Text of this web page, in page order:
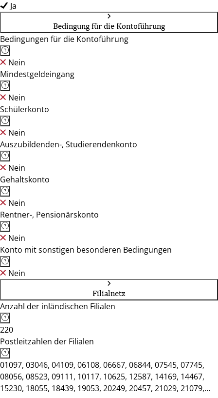
Ja
Bedingung für die Kontoführung
Bedingungen für die Kontoführung
Nein
Mindestgeldeingang
Nein
Schülerkonto
Nein
Auszubildenden-, Studierendenkonto
Nein
Gehaltskonto
Nein
Rentner-, Pensionärskonto
Nein
Konto mit sonstigen besonderen Bedingungen
Nein
Filialnetz
Anzahl der inländischen Filialen
220
Postleitzahlen der Filialen
01097, 03046, 04109, 06108, 06667, 06844, 07545, 07745,
08056, 08523, 09111, 10117, 10625, 12587, 14169, 14467,
15230, 18055, 18439, 19053, 20249, 20457, 21029, 21079,